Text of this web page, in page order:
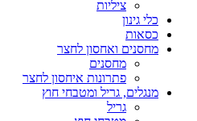
ציליות
כלי גינון
כסאות
מחסנים ואחסון לחצר
מחסנים
פתרונות איחסון לחצר
מנגלים, גריל ומטבחי חוץ
גריל